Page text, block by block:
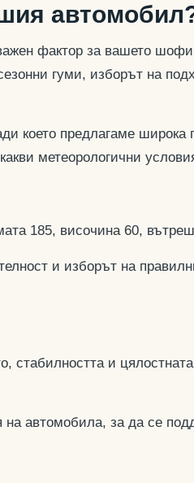
фактор за вашето
гуми, изборът на
което предлагаме широка
метеорологични
185, височина 60,
и изборът на
и
автомобила, за да се